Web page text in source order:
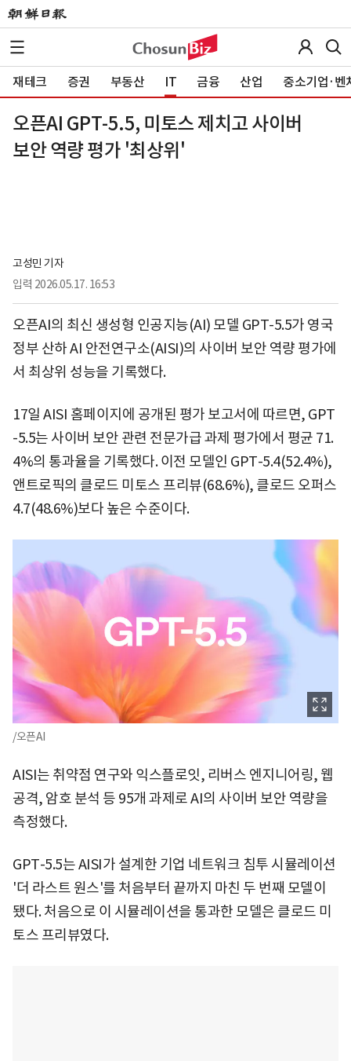
재테크 증권 부동산 IT 금융 산업 중소기업·벤
오픈AI GPT-5.5, 미토스 제치고 사이버
보안 역량 평가 '최상위'
고성민 기자
입력 2026.05.17. 16:53
오픈AI의 최신 생성형 인공지능(AI) 모델 GPT-5.5가 영국
정부 산하 AI 안전연구소(AISI)의 사이버 보안 역량 평가에
서 최상위 성능을 기록했다.
17일 AISI 홈페이지에 공개된 평가 보고서에 따르면, GPT
-5.5는 사이버 보안 관련 전문가급 과제 평가에서 평균 71.
4%의 통과율을 기록했다. 이전 모델인 GPT-5.4(52.4%),
앤트로픽의 클로드 미토스 프리뷰(68.6%), 클로드 오퍼스
4.7(48.6%)보다 높은 수준이다.
/오픈AI
AISI는 취약점 연구와 익스플로잇, 리버스 엔지니어링, 웹
공격, 암호 분석 등 95개 과제로 AI의 사이버 보안 역량을
측정했다.
GPT-5.5는 AISI가 설계한 기업 네트워크 침투 시뮬레이션
'더 라스트 원스'를 처음부터 끝까지 마친 두 번째 모델이
됐다. 처음으로 이 시뮬레이션을 통과한 모델은 클로드 미
토스 프리뷰였다.